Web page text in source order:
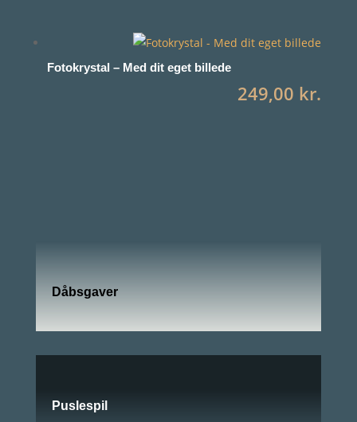
Fotokrystal – Med dit eget billede
249,00 kr.
Dåbsgaver
Puslespil